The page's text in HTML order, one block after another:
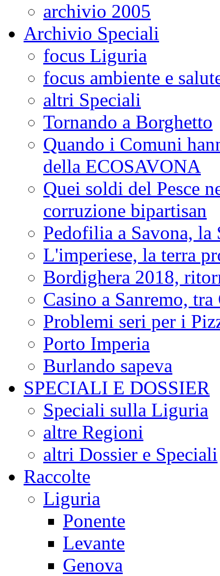
archivio 2005
Archivio Speciali
focus Liguria
focus ambiente e
altri Speciali
Tornando a Borghetto
Quando i Comuni
della ECOSAVONA
Quei soldi del Pesce
corruzione bipartisan
Pedofilia a Savona, la
L'imperiese, la terra
Bordighera 2018,
Casino a Sanremo,
Problemi seri per i
Porto Imperia
Burlando sapeva
SPECIALI E DOSSIER
Speciali sulla Liguria
altre Regioni
altri Dossier e Speciali
Raccolte
Liguria
Ponente
Levante
Genova